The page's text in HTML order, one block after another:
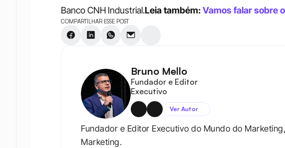
Banco CNH Industrial.Leia também: Vamos falar sobre
COMPARTILHAR ESSE POST
Bruno Mello
Fundador e Editor
Executivo
Ver Autor
Fundador e Editor Executivo do Mundo do
Marketing.